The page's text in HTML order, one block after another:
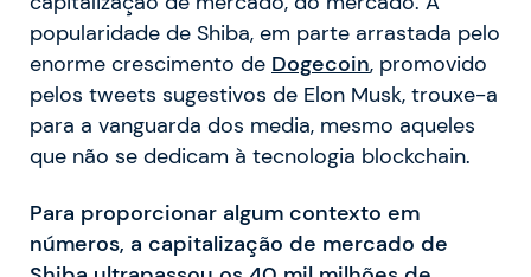
popularidade de Shiba, em parte arrastada pelo
enorme crescimento de Dogecoin, promovido
pelos tweets sugestivos de Elon Musk, trouxe-a
para a vanguarda dos media, mesmo aqueles
que não se dedicam à tecnologia blockchain.
Para proporcionar algum contexto em
números, a capitalização de mercado de